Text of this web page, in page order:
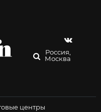
Россия,
Москва
центры